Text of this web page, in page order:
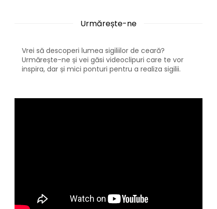
Urmărește-ne
Vrei să descoperi lumea sigiliilor de ceară?
Urmărește-ne și vei găsi videoclipuri care te vor
inspira, dar și mici ponturi pentru a realiza sigilii.